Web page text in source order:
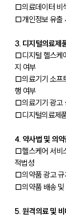
□의료데이터 비
□개인정보 유출
3. 디지털의료제
□디지털 헬스케
지 여부
□의료기기 소프
행 여부
□의료기기 광고
□디지털의료제
4. 약사법 및 의
□헬스케어 서비
적법성
□의약품 광고 규
□의약품 배송 및
5. 원격의료 및